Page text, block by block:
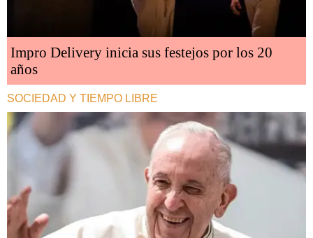
Impro Delivery inicia sus festejos por los 20
años
SOCIEDAD Y TIEMPO LIBRE